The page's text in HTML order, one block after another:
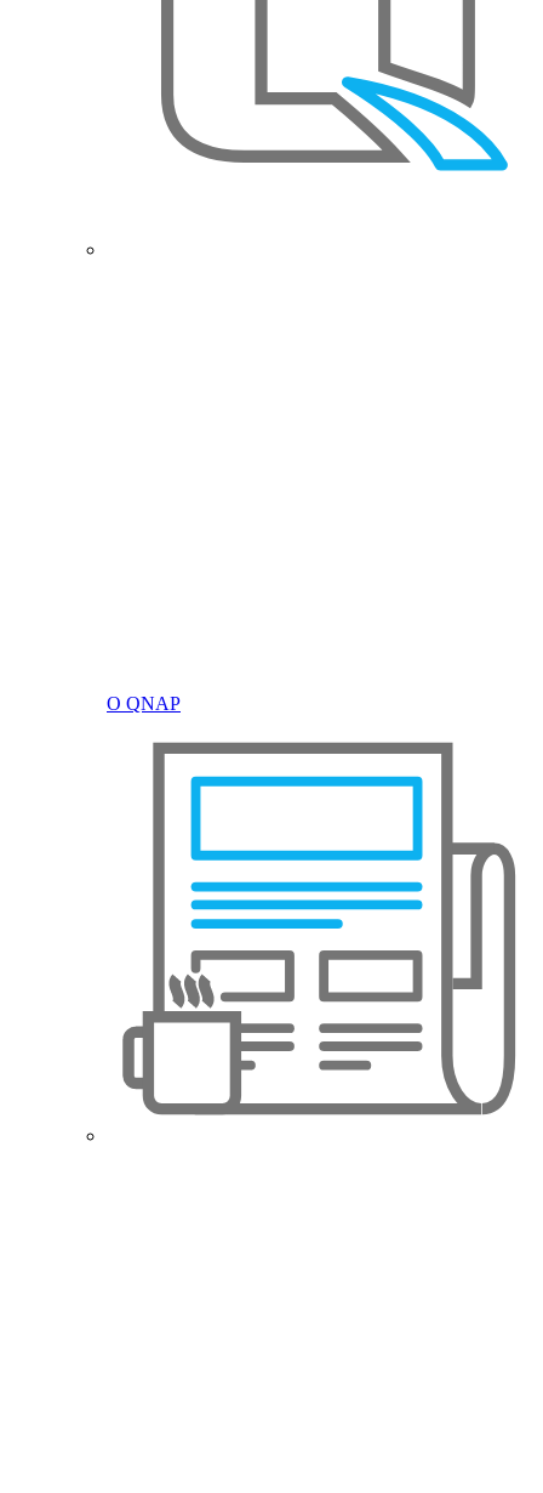
О QNAP